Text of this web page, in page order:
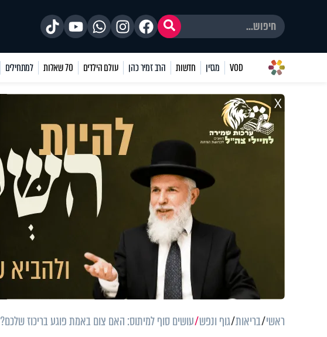
VOD מגזין חדשות הרב זמיר כהן עולם הילדים 70 שאלות למתחילים
X
ראשי בריאות גוף ונפש עושים סוף למיתוס: האם צום באמת פוגע בריכוז שלכם?